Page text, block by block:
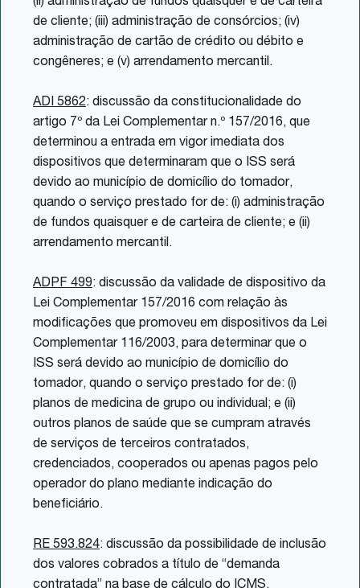
de cliente; (iii) administração de consórcios; (iv)
administração de cartão de crédito ou débito e
congêneres; e (v) arrendamento mercantil.
ADI 5862: discussão da constitucionalidade do
artigo 7º da Lei Complementar n.º 157/2016, que
determinou a entrada em vigor imediata dos
dispositivos que determinaram que o ISS será
devido ao município de domicílio do tomador,
quando o serviço prestado for de: (i) administração
de fundos quaisquer e de carteira de cliente; e (ii)
arrendamento mercantil.
ADPF 499: discussão da validade de dispositivo da
Lei Complementar 157/2016 com relação às
modificações que promoveu em dispositivos da Lei
Complementar 116/2003, para determinar que o
ISS será devido ao município de domicílio do
tomador, quando o serviço prestado for de: (i)
planos de medicina de grupo ou individual; e (ii)
outros planos de saúde que se cumpram através
de serviços de terceiros contratados,
credenciados, cooperados ou apenas pagos pelo
operador do plano mediante indicação do
beneficiário.
RE 593.824: discussão da possibilidade de inclusão
dos valores cobrados a título de “demanda